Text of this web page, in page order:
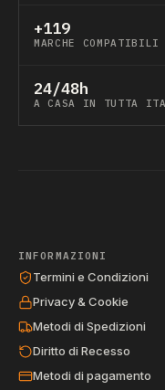
+119
MARCHE COMPATIBILI
24/48h
A CASA IN TUTTA
INFORMAZIONI
Termini e Condizioni
Privacy & Cookie
Metodi di Spedizioni
Diritto di Recesso
Metodi di pagamento